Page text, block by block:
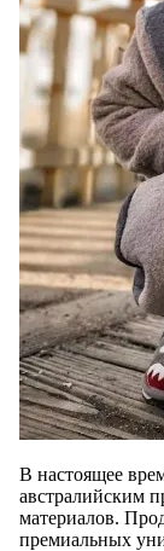
В настоящее
австралийским
материалов.
премиальных